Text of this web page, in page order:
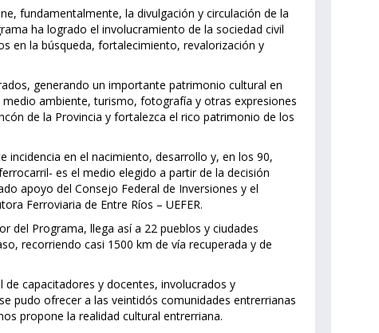
fundamentalmente, la divulgación y circulación de la
ha logrado el involucramiento de la sociedad civil
en la búsqueda, fortalecimiento, revalorización y
generando un importante patrimonio cultural en
ambiente, turismo, fotografía y otras expresiones
de la Provincia y fortalezca el rico patrimonio de los
incidencia en el nacimiento, desarrollo y, en los 90,
es el medio elegido a partir de la decisión
apoyo del Consejo Federal de Inversiones y el
Ferroviaria de Entre Ríos – UEFER.
del Programa, llega así a 22 pueblos y ciudades
recorriendo casi 1500 km de vía recuperada y de
capacitadores y docentes, involucrados y
pudo ofrecer a las veintidós comunidades entrerrianas
propone la realidad cultural entrerriana.